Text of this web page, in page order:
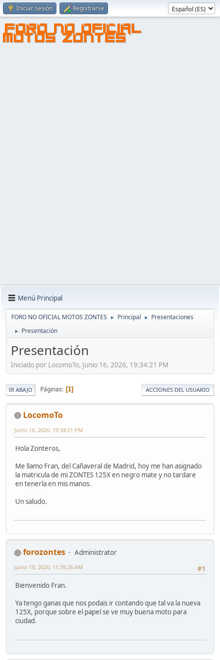
Iniciar sesión Registrarse
FORO NO OFICIAL
MOTOS ZONTES
Menú Principal
FORO NO OFICIAL MOTOS ZONTES ► Principal ► Presentaciones
► Presentación
Presentación
Iniciado por LocomoTo, Junio 16, 2026, 19:34:21 PM
IR ABAJO Páginas 1 ACCIONES DEL USUARIO
LocomoTo
Junio 16, 2026, 19:34:21 PM
Hola Zonteros,
Me llamo Fran, del Cañaveral de Madrid, hoy me han asignado
la matricula de mi ZONTES 125X en negro mate y no tardare
en tenerla en mis manos.
Un saludo.
forozontes
Administrator
#1
Junio 19, 2026, 11:39:26 AM
Bienvenido Fran.
Ya tengo ganas que nos podais ir contando que tal va la nueva
125X, porque sobre el papel se ve muy buena moto para
ciudad.